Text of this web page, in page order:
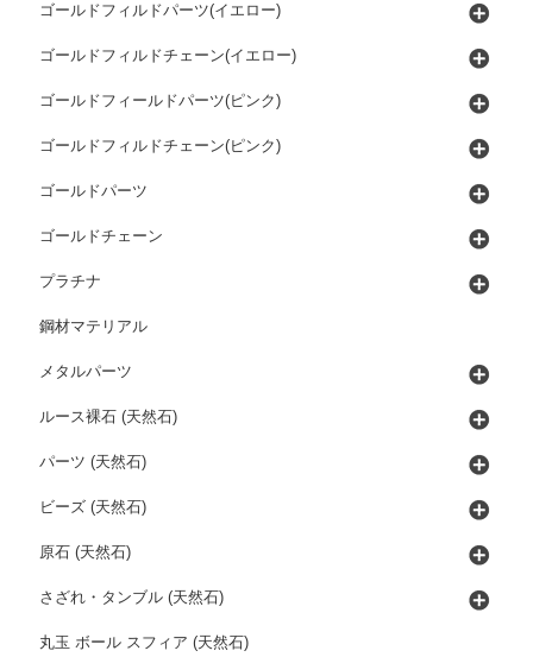
ゴールドフィルドパーツ(イエロー)
ゴールドフィルドチェーン(イエロー)
ゴールドフィールドパーツ(ピンク)
ゴールドフィルドチェーン(ピンク)
ゴールドパーツ
ゴールドチェーン
プラチナ
鋼材マテリアル
メタルパーツ
ルース裸石 (天然石)
パーツ (天然石)
ビーズ (天然石)
原石 (天然石)
さざれ・タンブル (天然石)
丸玉 ボール スフィア (天然石)